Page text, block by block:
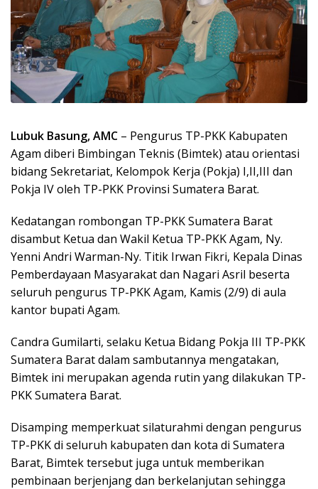
Lubuk Basung, AMC – Pengurus TP-PKK Kabupaten
Agam diberi Bimbingan Teknis (Bimtek) atau orientasi
bidang Sekretariat, Kelompok Kerja (Pokja) I,II,III dan
Pokja IV oleh TP-PKK Provinsi Sumatera Barat.
Kedatangan rombongan TP-PKK Sumatera Barat
disambut Ketua dan Wakil Ketua TP-PKK Agam, Ny.
Yenni Andri Warman-Ny. Titik Irwan Fikri, Kepala Dinas
Pemberdayaan Masyarakat dan Nagari Asril beserta
seluruh pengurus TP-PKK Agam, Kamis (2/9) di aula
kantor bupati Agam.
Candra Gumilarti, selaku Ketua Bidang Pokja III TP-PKK
Sumatera Barat dalam sambutannya mengatakan,
Bimtek ini merupakan agenda rutin yang dilakukan TP-
PKK Sumatera Barat.
Disamping memperkuat silaturahmi dengan pengurus
TP-PKK di seluruh kabupaten dan kota di Sumatera
Barat, Bimtek tersebut juga untuk memberikan
pembinaan berjenjang dan berkelanjutan sehingga